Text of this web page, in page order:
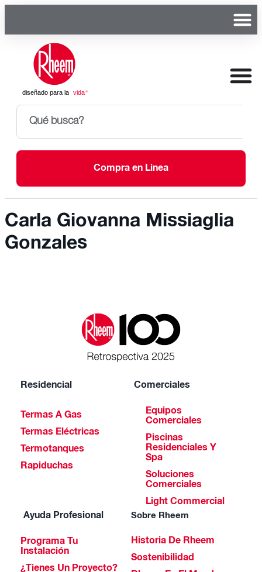
Compra en Linea
Carla Giovanna Missiaglia
Gonzales
Residencial
Termas A Gas
Termas Eléctricas
Termotanques
Rapiduchas
Comerciales
Equipos
Comerciales
Piscinas
Residenciales Y
Spa
Soluciones
Comerciales
Light Commercial
Ayuda Profesional
Programa Tu
Instalación
¿Tienes Un Proyecto?
Sobre Rheem
Historia De Rheem
Sostenibilidad